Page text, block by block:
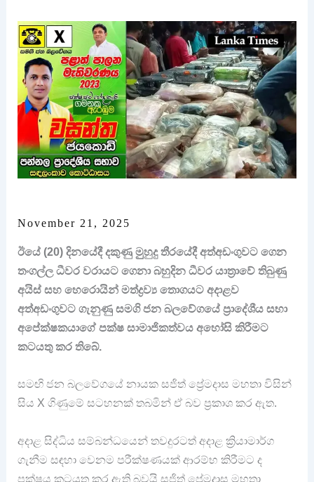
November 21, 2025
ඊයේ (20) දිනයේදී දකුණු මුුහුදු තීරයේදී අත්අඩංගුවට ගෙන
තංගල්ල ධීවර වරායට ගෙනා බහුදින ධීවර යාත්‍රාවේ තිබුණු
අයිස් සහ හෙරොයින් මත්ද්‍රව්‍ය තොගයට අදාළව
අත්අඩංගුවට ගැනුණු සමගි ජන බලවේගයේ ප්‍රාදේශීය සභා
අපේක්ෂකයාගේ පක්ෂ සාමාජිකත්වය අහෝසි කිරීමට
කටයතු කර තිබේ.
සමඟි ජන බලවේගයේ නායක සජිත් ප්‍රේමදාස මහතා විසින්
සිය X ගිණුමේ සටහනක් තබමින් ඒ බව ප්‍රකාශ කර ඇත.
අදාළ සිද්ධිය සම්බන්ධයෙන් තවදුරටත් අදාළ ක්‍රියාමාර්ග
ගැනීම සඳහා වෙනම පරීක්ෂණයක් ආරම්භ කිරීමට ද
පක්ෂය කටයුතු කර ඇති බවයි සජිත් ප්‍රේමදාස මහතා